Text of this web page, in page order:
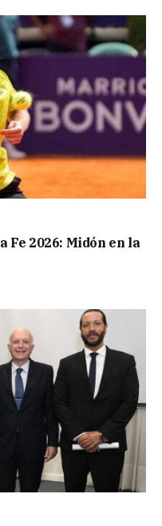
Fe 2026: Midón en la